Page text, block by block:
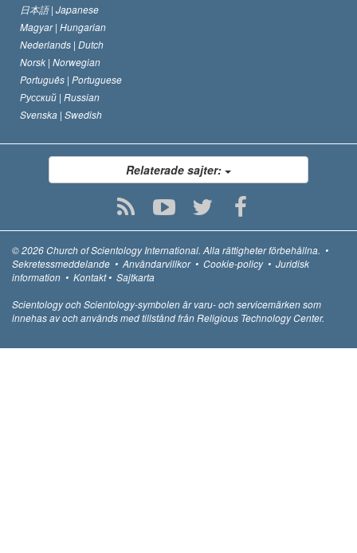
日本語 | Japanese
Magyar | Hungarian
Nederlands | Dutch
Norsk | Norwegian
Português | Portuguese
Русский | Russian
Svenska | Swedish
Relaterade sajter:
© 2026Church of Scientology International. Alla rättigheter förbehållna. •
Sekretessmeddelande • Användarvillkor• Cookie-policy• Juridisk
information • Kontakt• Sajtkarta
Scientology och Scientology-symbolen är varu- och servicemärken som
innehas av och används med tillstånd från Religious Technology Center.